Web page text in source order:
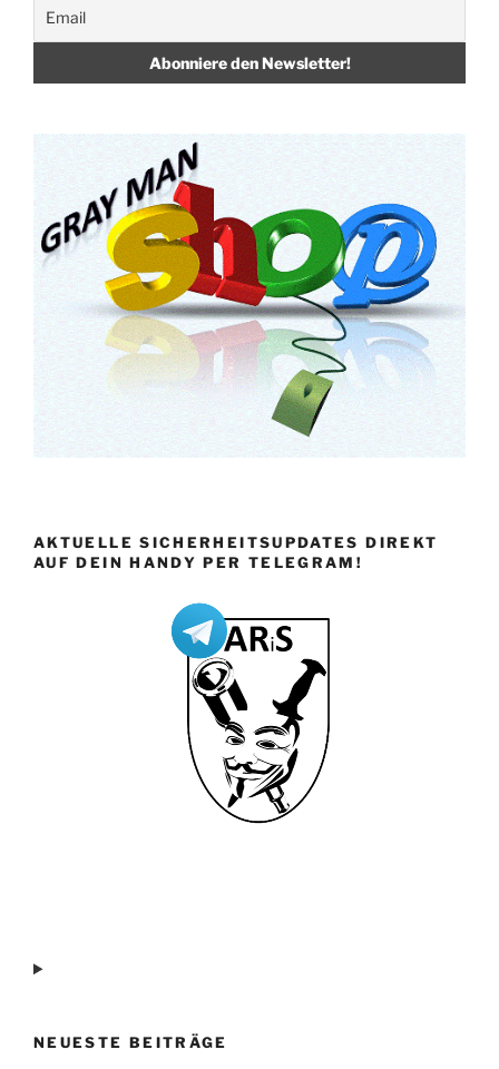
AKTUELLE SICHERHEITSUPDATES DIREKT
AUF DEIN HANDY PER TELEGRAM!
NEUESTE BEITRÄGE